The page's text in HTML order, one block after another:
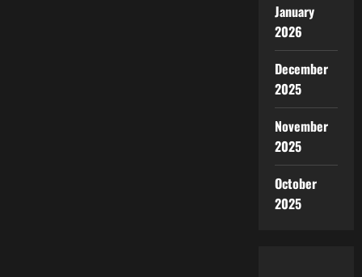
January
2026
December
2025
November
2025
October
2025